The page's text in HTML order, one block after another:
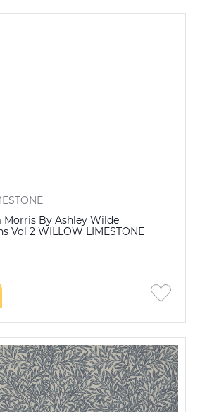
Morris By Ashley Wilde
Vol 2 WILLOW LIMESTONE